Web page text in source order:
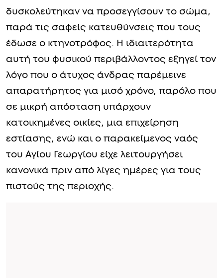
δυσκολεύτηκαν να προσεγγίσουν το σώμα,
παρά τις σαφείς κατευθύνσεις που τους
έδωσε ο κτηνοτρόφος. Η ιδιαιτερότητα
αυτή του φυσικού περιβάλλοντος εξηγεί τον
λόγο που ο άτυχος άνδρας παρέμεινε
απαρατήρητος για μισό χρόνο, παρόλο που
σε μικρή απόσταση υπάρχουν
κατοικημένες οικίες, μια επιχείρηση
εστίασης, ενώ και ο παρακείμενος ναός
του Αγίου Γεωργίου είχε λειτουργήσει
κανονικά πριν από λίγες ημέρες για τους
πιστούς της περιοχής.